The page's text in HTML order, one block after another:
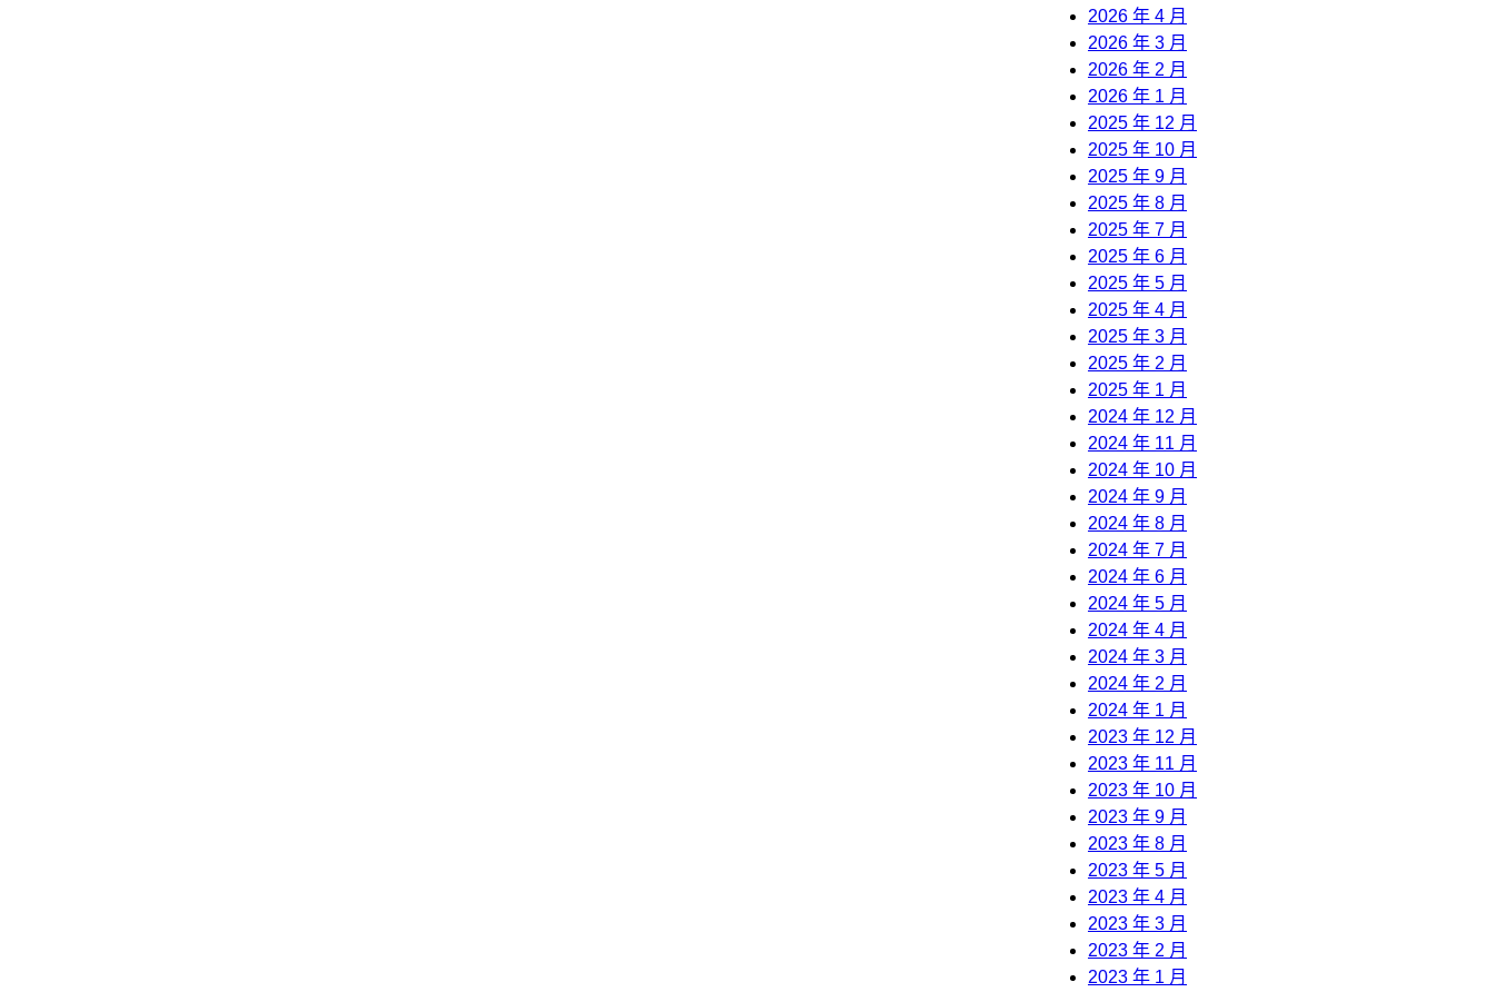
2026 年 4 月
2026 年 3 月
2026 年 2 月
2026 年 1 月
2025 年 12 月
2025 年 10 月
2025 年 9 月
2025 年 8 月
2025 年 7 月
2025 年 6 月
2025 年 5 月
2025 年 4 月
2025 年 3 月
2025 年 2 月
2025 年 1 月
2024 年 12 月
2024 年 11 月
2024 年 10 月
2024 年 9 月
2024 年 8 月
2024 年 7 月
2024 年 6 月
2024 年 5 月
2024 年 4 月
2024 年 3 月
2024 年 2 月
2024 年 1 月
2023 年 12 月
2023 年 11 月
2023 年 10 月
2023 年 9 月
2023 年 8 月
2023 年 5 月
2023 年 4 月
2023 年 3 月
2023 年 2 月
2023 年 1 月